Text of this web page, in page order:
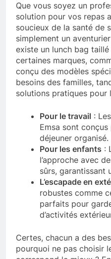
Que vous soyez un
solution pour vos repas
soucieux de la santé de
simplement un
existe un lunch bag
certaines marques,
conçu des modèles
besoins des familles,
solutions pratiques pour
Pour le travail :
Emsa sont
déjeuner organisé.
Pour les enfants :
l’approche avec
sûrs, garantissant
L’escapade en
robustes comme
parfaits pour
d’activités
Certes, chacun a des
pourquoi ne pas choisir